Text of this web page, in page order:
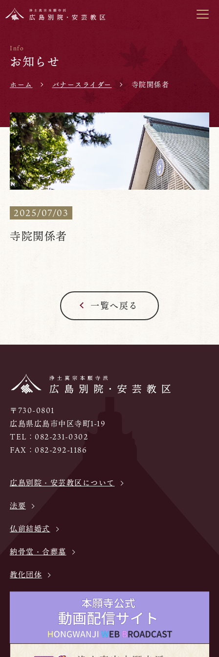
Info
お知らせ
ホーム バナースライダー 寺院関係者
2025/07/03
寺院関係者
一覧へ戻る
〒730-0801
広島県広島市中区寺町1-19
TEL： 082-231-0302
FAX：082-292-1186
広島別院・安芸教区について
法要
仏前結婚式
納骨堂・合葬墓
教化団体